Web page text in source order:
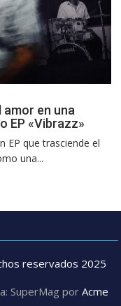
en una
EP «Vibrazz»
EP que trasciende el
una...
reservados 2025
SuperMag porAcme